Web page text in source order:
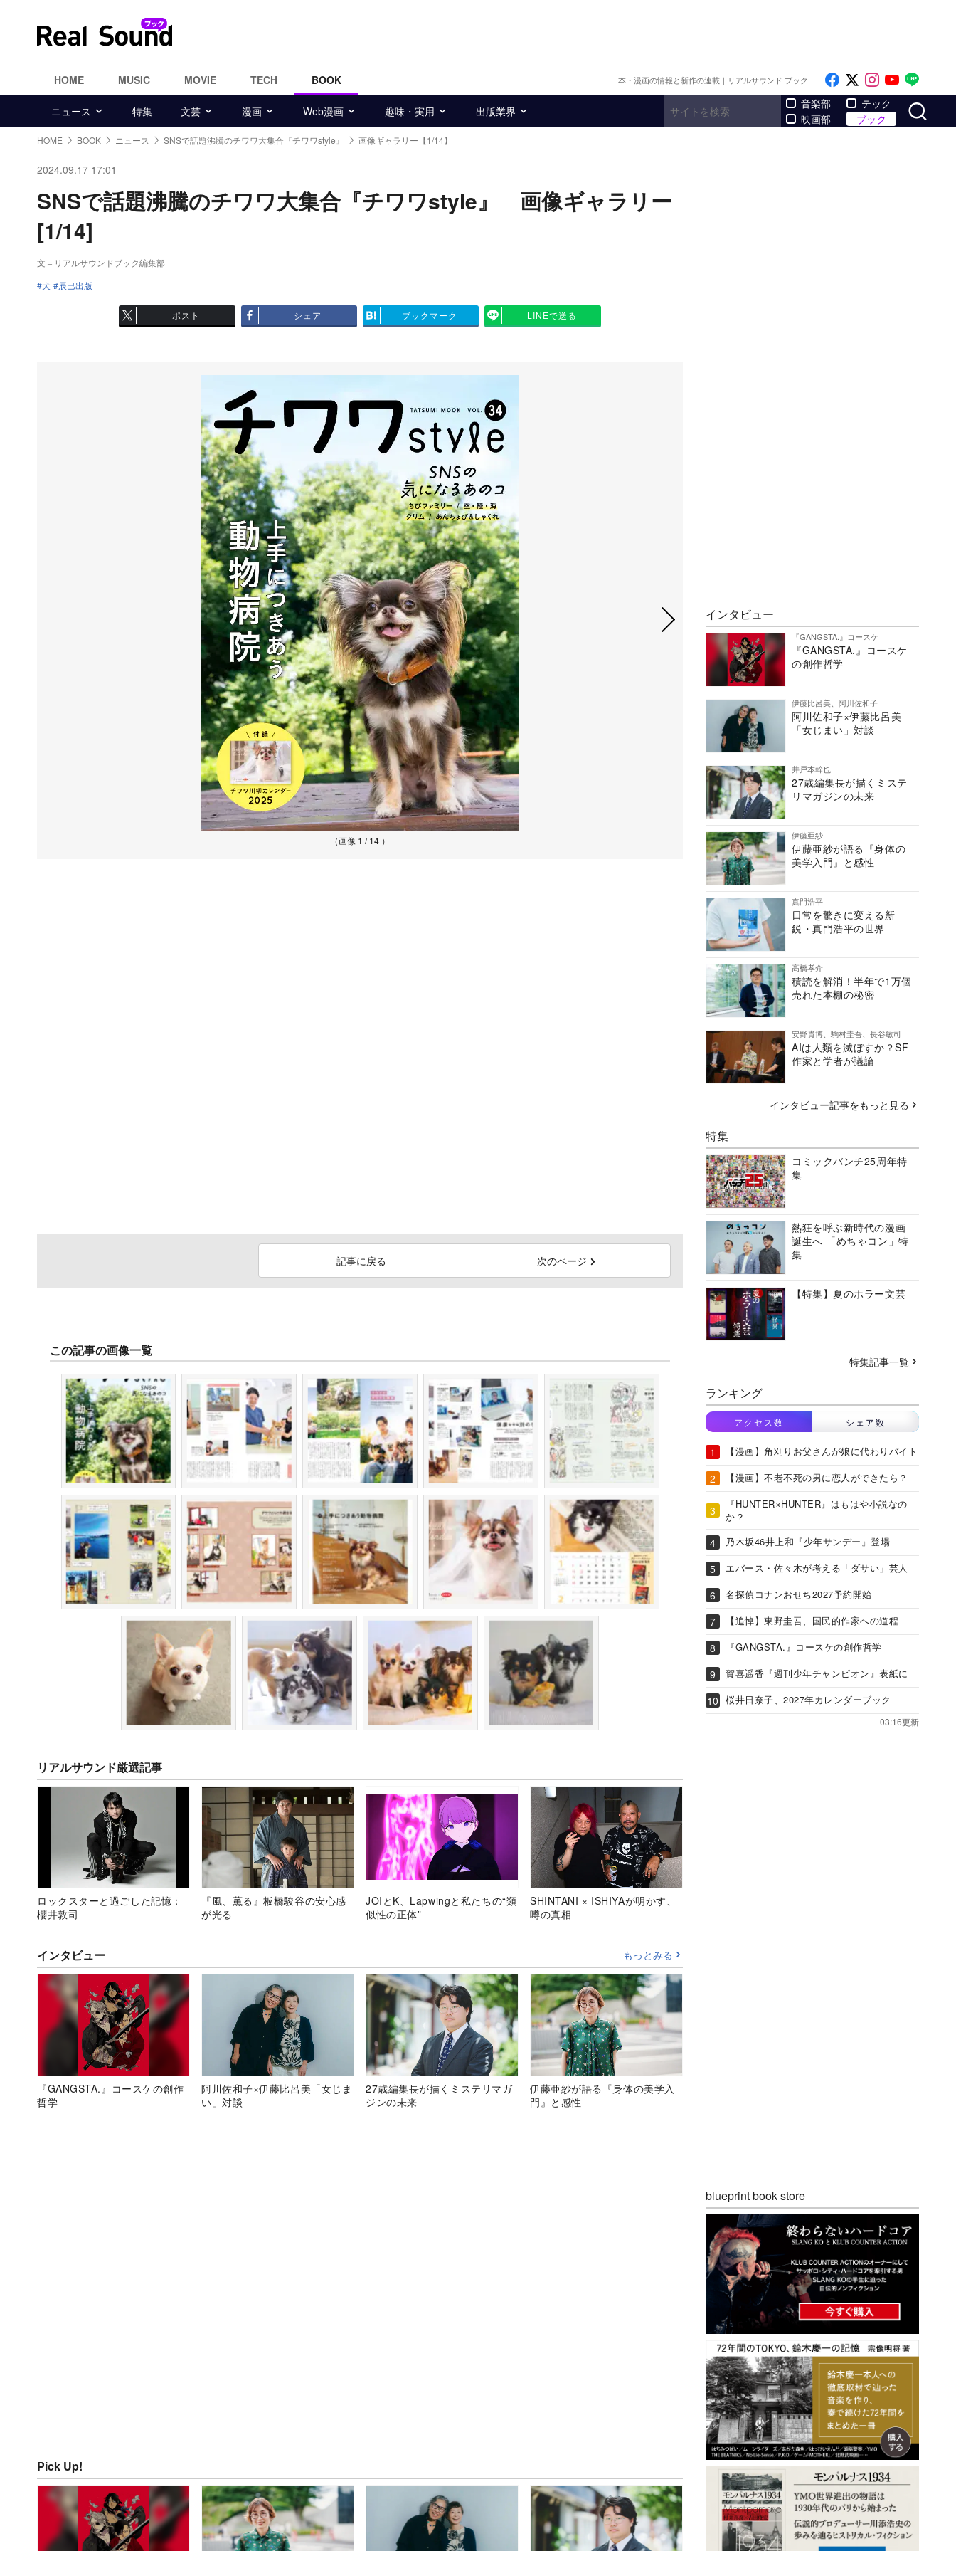
HOME MUSIC MOVIE TECH BOOK 本・漫画の情報と新作の連載｜リアルサウンド ブック Like on Facebook
Follow on x
Follow on
Follow
ニュース 特集 文芸 漫画 Web漫画 趣味・実用 出版業界
音楽部
映画部
テック
ブック
HOME BOOK ニュース SNSで話題沸騰のチワワ大集合『チワワstyle』 画像ギャラリー【1/14】
2024.09.17 17:01
SNSで話題沸騰のチワワ大集合『チワワstyle』 画像ギャラリー
[1/14]
文＝リアルサウンドブック編集部
犬
辰巳出版
ポスト シェア ブックマーク LINEで送る
（画像 1 / 14 ）
記事に戻る 次のページ
この記事の画像一覧
リアルサウンド厳選記事
ロックスターと過ごした記憶：
櫻井敦司
『風、薫る』板橋駿谷の安心感
が光る
JOIとK、Lapwingと私たちの“類
似性の正体”
SHINTANI × ISHIYAが明かす、
噂の真相
インタビュー もっとみる
『GANGSTA.』コースケの創作
哲学
阿川佐和子×伊藤比呂美「女じま
い」対談
27歳編集長が描くミステリマガ
ジンの未来
伊藤亜紗が語る『身体の美学入
門』と感性
Pick Up!
インタビュー
『GANGSTA.』コースケ
『GANGSTA.』コースケ
の創作哲学
伊藤比呂美、阿川佐和子
阿川佐和子×伊藤比呂美
「女じまい」対談
井戸本幹也
27歳編集長が描くミステ
リマガジンの未来
伊藤亜紗
伊藤亜紗が語る『身体の
美学入門』と感性
真門浩平
日常を驚きに変える新
鋭・真門浩平の世界
高橋孝介
積読を解消！半年で1万個
売れた本棚の秘密
安野貴博、駒村圭吾、長谷敏司
AIは人類を滅ぼすか？SF
作家と学者が議論
インタビュー記事をもっと見る
特集
コミックバンチ25周年特
集
熱狂を呼ぶ新時代の漫画
誕生へ 「めちゃコン」特
集
【特集】夏のホラー文芸
特集記事一覧
ランキング
アクセス数 シェア数
【漫画】角刈りお父さんが娘に代わりバイト
【漫画】不老不死の男に恋人ができたら？
『HUNTER×HUNTER』はもはや小説なの
か？
乃木坂46井上和『少年サンデー』登場
エバース・佐々木が考える「ダサい」芸人
名探偵コナンおせち2027予約開始
【追悼】東野圭吾、国民的作家への道程
『GANGSTA.』コースケの創作哲学
賀喜遥香『週刊少年チャンピオン』表紙に
桜井日奈子、2027年カレンダーブック
03:16更新
blueprint book store